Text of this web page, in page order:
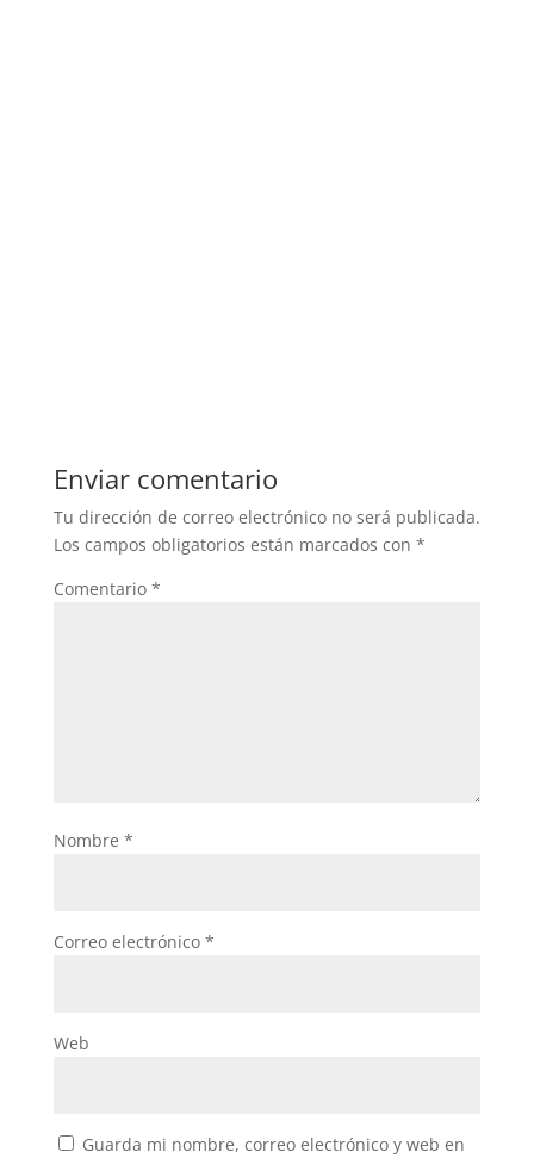
Enviar comentario
Tu dirección de correo electrónico no será publicada.
Los campos obligatorios están marcados con *
Comentario *
Nombre *
Correo electrónico *
Web
Guarda mi nombre, correo electrónico y web en